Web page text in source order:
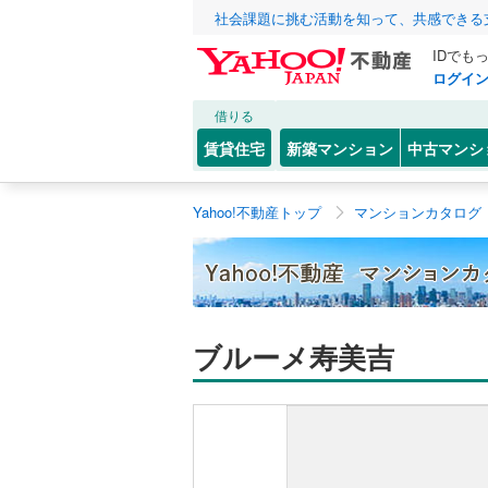
社会課題に挑む活動を知って、共感でき
IDでも
ログイン
借りる
賃貸住宅 新築マンション 中古マンシ
Yahoo!不動産トップ マンションカタログ
ブルーメ寿美吉